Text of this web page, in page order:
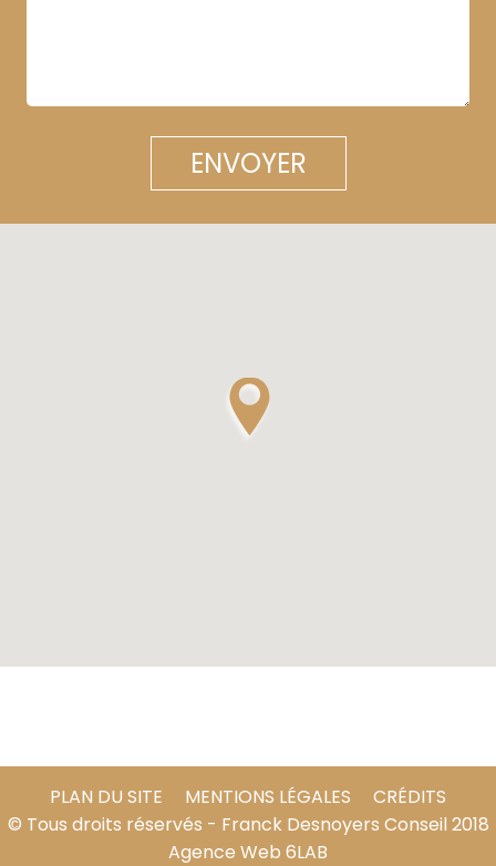
PLAN DU SITE MENTIONS LÉGALES
CRÉDITS
© Tous droits réservés - Franck Desnoyers Conseil 2018
Agence Web 6LAB